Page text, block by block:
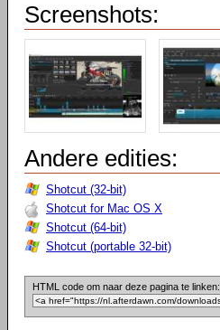
Screenshots:
Andere edities:
Shotcut (32-bit)
Shotcut for Mac OS X
Shotcut (64-bit)
Shotcut (portable 32-bit)
HTML code om naar deze pagina te linken: